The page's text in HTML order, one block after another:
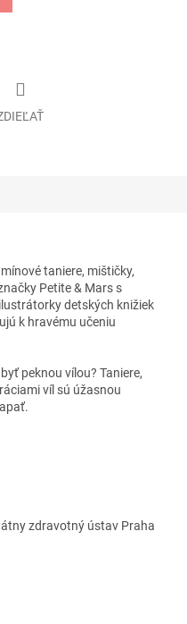
taniere, mištičky,
Petite & Mars s
detských knižiek
k hravému učeniu
peknou vílou? Taniere,
víl sú úžasnou
zdravotný ústav Praha